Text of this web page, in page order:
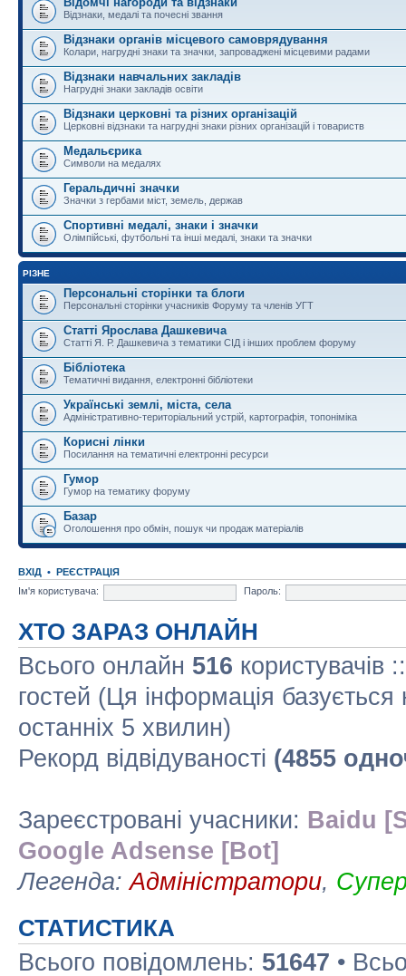
Відзнаки, медалі та почесні звання
Відзнаки органів місцевого самоврядування
Колари, нагрудні знаки та значки, запроваджені місцевими радами
Відзнаки навчальних закладів
Нагрудні знаки закладів освіти
Відзнаки церковні та різних організацій
Церковні відзнаки та нагрудні знаки різних організацій і товариств
Медальєрика
Символи на медалях
Геральдичні значки
Значки з гербами міст, земель, держав
Спортивні медалі, знаки і значки
Олімпійські, футбольні та інші медалі, знаки та значки
РІЗНЕ
Персональні сторінки та блоги
Персональні сторінки учасників Форуму та членів УГТ
Статті Ярослава Дашкевича
Статті Я. Р. Дашкевича з тематики СІД і інших проблем форуму
Бібліотека
Тематичні видання, електронні бібліотеки
Українські землі, міста, села
Адміністративно-територіальний устрій, картографія, топоніміка
Корисні лінки
Посилання на тематичні електронні ресурси
Гумор
Гумор на тематику форуму
Базар
Оголошення про обмін, пошук чи продаж матеріалів
ВХІД • РЕЄСТРАЦІЯ
Ім'я користувача:
Пароль:
ХТО ЗАРАЗ ОНЛАЙН
Всього онлайн 516 користувачів
гостей (Ця інформація базується
останніх 5 хвилин)
Рекорд відвідуваності (4855
Зареєстровані учасники: Baidu
Google Adsense [Bot]
Легенда:Адміністратори,
СТАТИСТИКА
Всього повідомлень: 51647 •